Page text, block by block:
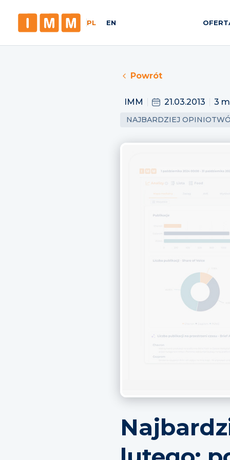
PL EN
Powrót
IMM 21.03.2013 3
NAJBARDZIEJ